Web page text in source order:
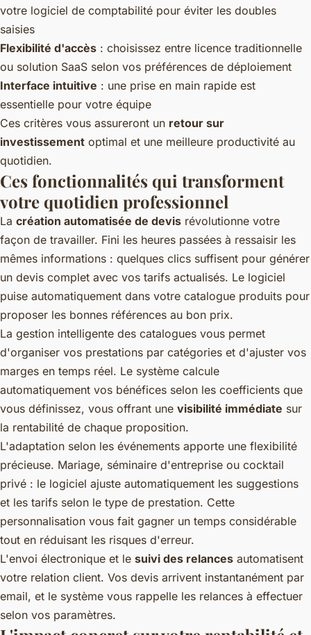
votre logiciel de comptabilité pour éviter les doubles
saisies
Flexibilité d'accès : choisissez entre licence traditionnelle
ou solution SaaS selon vos préférences de déploiement
Interface intuitive : une prise en main rapide est
essentielle pour votre équipe
Ces critères vous assureront un retour sur
investissement optimal et une meilleure productivité au
quotidien.
Ces fonctionnalités qui transforment
votre quotidien professionnel
La création automatisée de devis révolutionne votre
façon de travailler. Fini les heures passées à ressaisir les
mêmes informations : quelques clics suffisent pour générer
un devis complet avec vos tarifs actualisés. Le logiciel
puise automatiquement dans votre catalogue produits pour
proposer les bonnes références au bon prix.
La gestion intelligente des catalogues vous permet
d'organiser vos prestations par catégories et d'ajuster vos
marges en temps réel. Le système calcule
automatiquement vos bénéfices selon les coefficients que
vous définissez, vous offrant une visibilité immédiate sur
la rentabilité de chaque proposition.
L'adaptation selon les événements apporte une flexibilité
précieuse. Mariage, séminaire d'entreprise ou cocktail
privé : le logiciel ajuste automatiquement les suggestions
et les tarifs selon le type de prestation. Cette
personnalisation vous fait gagner un temps considérable
tout en réduisant les risques d'erreur.
L'envoi électronique et le suivi des relances automatisent
votre relation client. Vos devis arrivent instantanément par
email, et le système vous rappelle les relances à effectuer
selon vos paramètres.